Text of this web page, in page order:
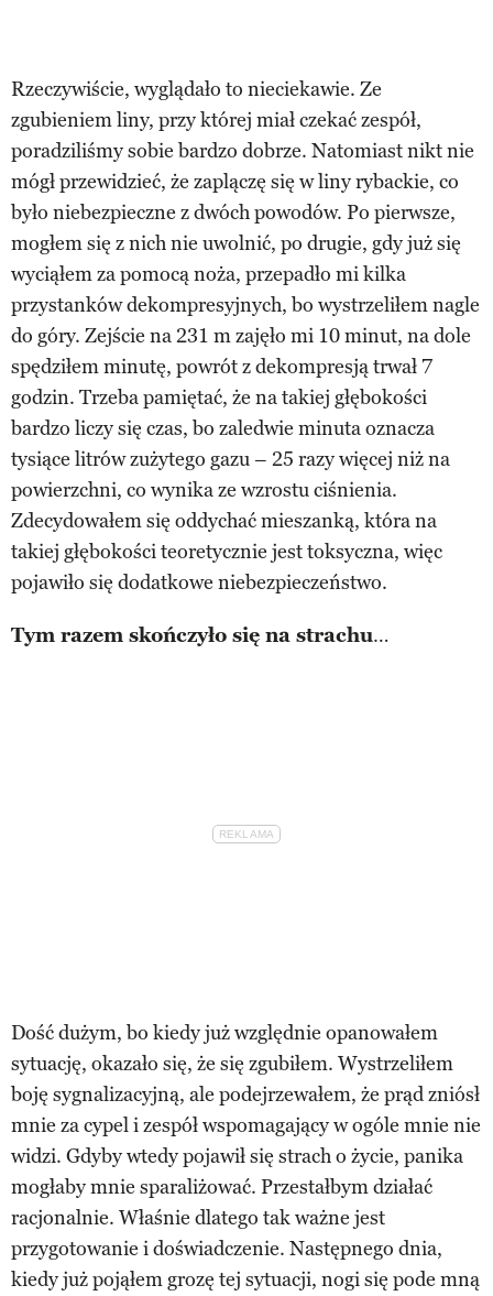
Rzeczywiście, wyglądało to nieciekawie. Ze
zgubieniem liny, przy której miał czekać zespół,
poradziliśmy sobie bardzo dobrze. Natomiast nikt nie
mógł przewidzieć, że zaplączę się w liny rybackie, co
było niebezpieczne z dwóch powodów. Po pierwsze,
mogłem się z nich nie uwolnić, po drugie, gdy już się
wyciąłem za pomocą noża, przepadło mi kilka
przystanków dekompresyjnych, bo wystrzeliłem nagle
do góry. Zejście na 231 m zajęło mi 10 minut, na dole
spędziłem minutę, powrót z dekompresją trwał 7
godzin. Trzeba pamiętać, że na takiej głębokości
bardzo liczy się czas, bo zaledwie minuta oznacza
tysiące litrów zużytego gazu – 25 razy więcej niż na
powierzchni, co wynika ze wzrostu ciśnienia.
Zdecydowałem się oddychać mieszanką, która na
takiej głębokości teoretycznie jest toksyczna, więc
pojawiło się dodatkowe niebezpieczeństwo.
Tym razem skończyło się na strachu…
Dość dużym, bo kiedy już względnie opanowałem
sytuację, okazało się, że się zgubiłem. Wystrzeliłem
boję sygnalizacyjną, ale podejrzewałem, że prąd zniósł
mnie za cypel i zespół wspomagający w ogóle mnie nie
widzi. Gdyby wtedy pojawił się strach o życie, panika
mogłaby mnie sparaliżować. Przestałbym działać
racjonalnie. Właśnie dlatego tak ważne jest
przygotowanie i doświadczenie. Następnego dnia,
kiedy już pojąłem grozę tej sytuacji, nogi się pode mną